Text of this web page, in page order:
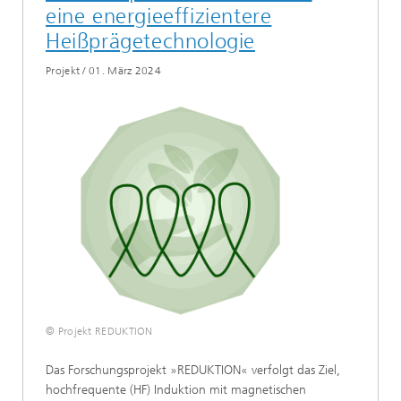
eine energieeffizientere
Heißprägetechnologie
Projekt/01. März 2024
© Projekt REDUKTION
Das Forschungsprojekt »REDUKTION« verfolgt das Ziel,
hochfrequente (HF) Induktion mit magnetischen